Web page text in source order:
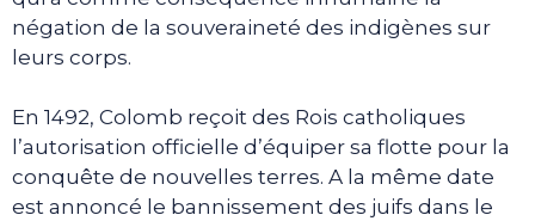
négation de la souveraineté des indigènes sur
leurs corps.
En 1492, Colomb reçoit des Rois catholiques
l’autorisation officielle d’équiper sa flotte pour la
conquête de nouvelles terres. A la même date
est annoncé le bannissement des juifs dans le